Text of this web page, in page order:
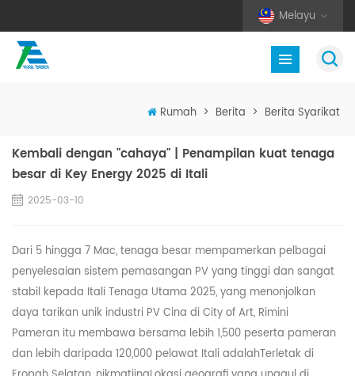
Melayu
Rumah > Berita > Berita Syarikat
Kembali dengan "cahaya" | Penampilan kuat tenaga
besar di Key Energy 2025 di Itali
2025-03-10
Dari 5 hingga 7 Mac, tenaga besar mempamerkan pelbagai
penyelesaian sistem pemasangan PV yang tinggi dan sangat
stabil kepada Itali Tenaga Utama 2025, yang menonjolkan
daya tarikan unik industri PV Cina di City of Art, Rimini
Pameran itu membawa bersama lebih 1,500 peserta pameran
dan lebih daripada 120,000 pelawat ItaliadalahTerletak di